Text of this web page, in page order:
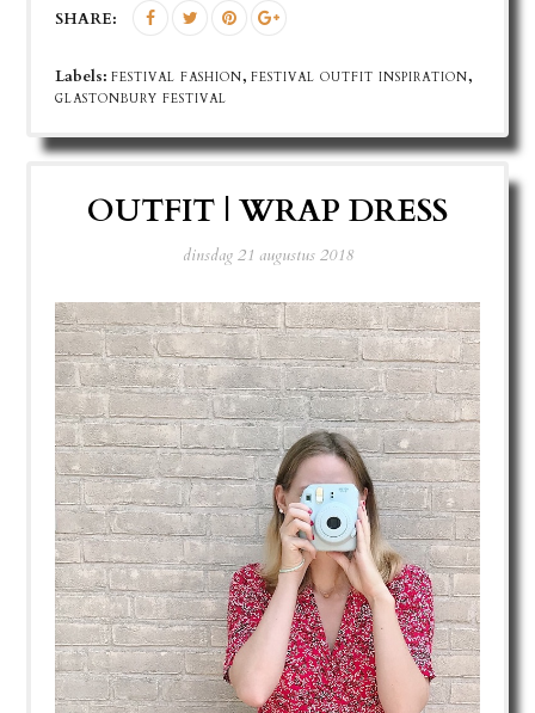
SHARE:
Labels:FESTIVAL FASHION,FESTIVAL OUTFIT INSPIRATION,
GLASTONBURY FESTIVAL
OUTFIT | WRAP DRESS
dinsdag 21 augustus 2018